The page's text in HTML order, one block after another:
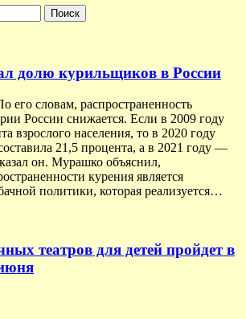
долю курильщиков в России
его словам, распространенность
России снижается. Если в 2009 году
взрослого населения, то в 2020 году
21,5 процента, а в 2021 году —
он. Мурашко объяснил,
курения является
политики, которая реализуется…
театров для детей пройдет в